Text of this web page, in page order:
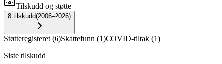
Tilskudd og støtte
8 tilskudd(2006–2026)
Støtteregisteret (6)Skattefunn (1)COVID-tiltak (1)
Siste tilskudd